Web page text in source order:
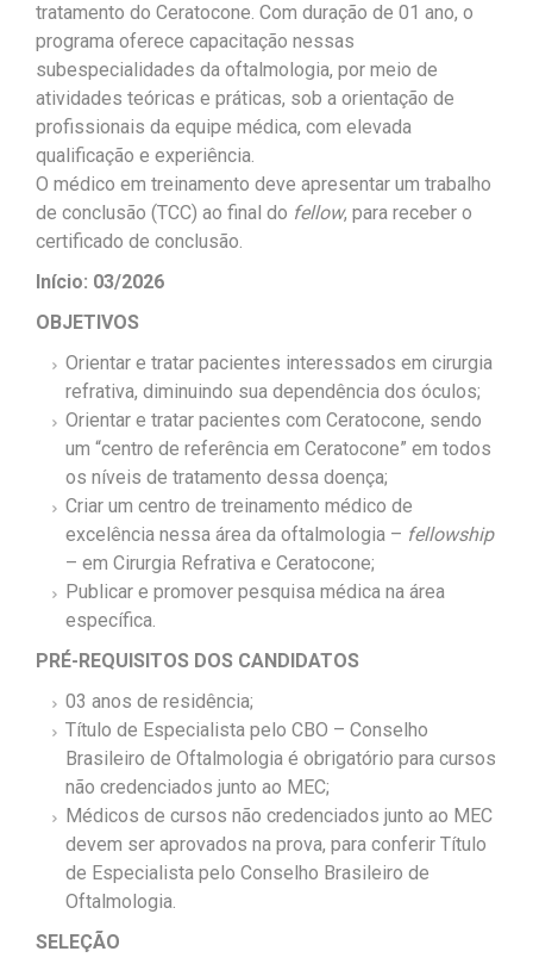
tratamento do Ceratocone. Com duração de 01 ano, o
programa oferece capacitação nessas
subespecialidades da oftalmologia, por meio de
atividades teóricas e práticas, sob a orientação de
profissionais da equipe médica, com elevada
qualificação e experiência.
O médico em treinamento deve apresentar um trabalho
de conclusão (TCC) ao final do fellow, para receber o
certificado de conclusão.
Início: 03/2026
OBJETIVOS
Orientar e tratar pacientes interessados em cirurgia
refrativa, diminuindo sua dependência dos óculos;
Orientar e tratar pacientes com Ceratocone, sendo
um “centro de referência em Ceratocone” em todos
os níveis de tratamento dessa doença;
Criar um centro de treinamento médico de
excelência nessa área da oftalmologia – fellowship
– em Cirurgia Refrativa e Ceratocone;
Publicar e promover pesquisa médica na área
específica.
PRÉ-REQUISITOS DOS CANDIDATOS
03 anos de residência;
Título de Especialista pelo CBO – Conselho
Brasileiro de Oftalmologia é obrigatório para cursos
não credenciados junto ao MEC;
Médicos de cursos não credenciados junto ao MEC
devem ser aprovados na prova, para conferir Título
de Especialista pelo Conselho Brasileiro de
Oftalmologia.
SELEÇÃO